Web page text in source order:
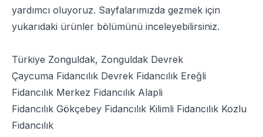
yardımcı oluyoruz. Sayfalarımızda gezmek için
yukarıdaki ürünler bölümünü inceleyebilirsiniz.
Türkiye Zonguldak, Zonguldak Devrek
Çaycuma Fidancılık Devrek Fidancılık Ereğli
Fidancılık Merkez Fidancılık Alapli
Fidancılık Gökçebey Fidancılık Kilimli Fidancılık Kozlu
Fidancılık